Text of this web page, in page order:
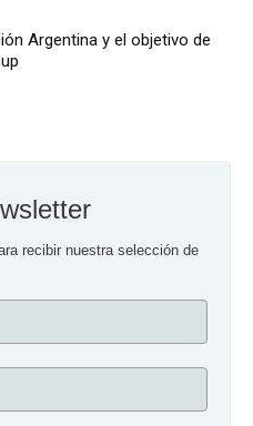
Argentina y el objetivo de
recibir nuestra selección de